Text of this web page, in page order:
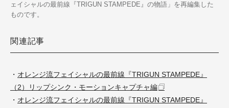
ェイシャルの最前線『TRIGUN STAMPEDE』の物語」を再編集した
ものです。
関連記事
・ オレンジ流フェイシャルの最前線『TRIGUN STAMPEDE』
（2）リップシンク・モーションキャプチャ編
・ オレンジ流フェイシャルの最前線『TRIGUN STAMPEDE』